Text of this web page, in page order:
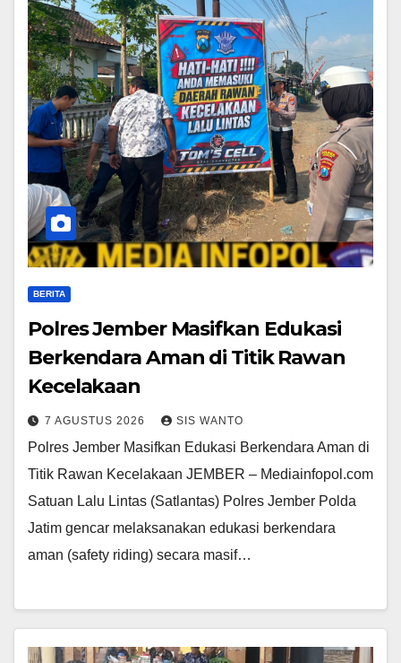
BERITA
Polres Jember Masifkan Edukasi
Berkendara Aman di Titik Rawan
Kecelakaan
7 AGUSTUS 2026 SIS WANTO
Polres Jember Masifkan Edukasi Berkendara Aman di
Titik Rawan Kecelakaan JEMBER – Mediainfopol.com
Satuan Lalu Lintas (Satlantas) Polres Jember Polda
Jatim gencar melaksanakan edukasi berkendara
aman (safety riding) secara masif…